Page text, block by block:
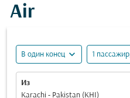
Air
В один конец expand_more 1
Из
Karachi - Pakistan (KHI)